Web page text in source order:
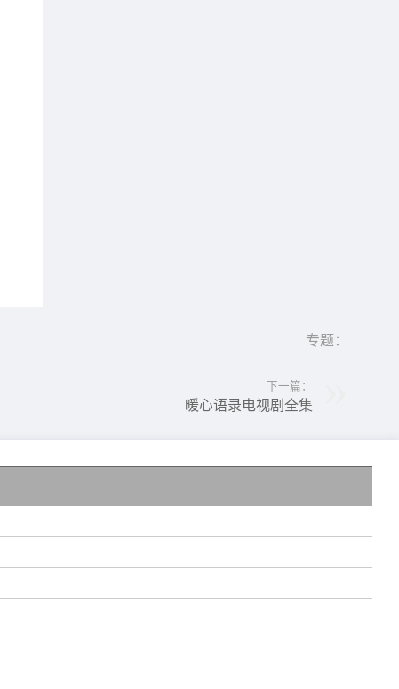
专题：
下一篇：
暖心语录电视剧全集